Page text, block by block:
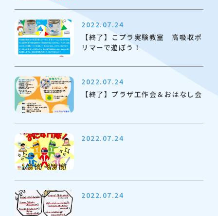
2022.07.24
【終了】こプラ実験教室 高吸収ポ
リマーで遊ぼう！
2022.07.24
【終了】プラザ工作会＆おはなし会
2022.07.24
2022.07.24